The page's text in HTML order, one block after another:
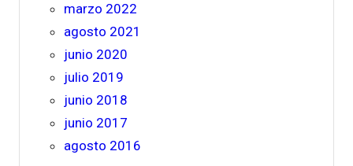
marzo 2022
agosto 2021
junio 2020
julio 2019
junio 2018
junio 2017
agosto 2016